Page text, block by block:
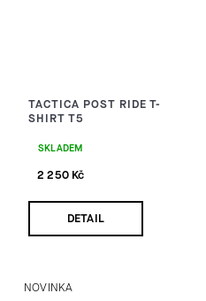
TACTICA POST RIDE T-
SHIRT T5
SKLADEM
2 250 Kč
DETAIL
NOVINKA